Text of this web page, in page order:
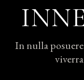
In nulla